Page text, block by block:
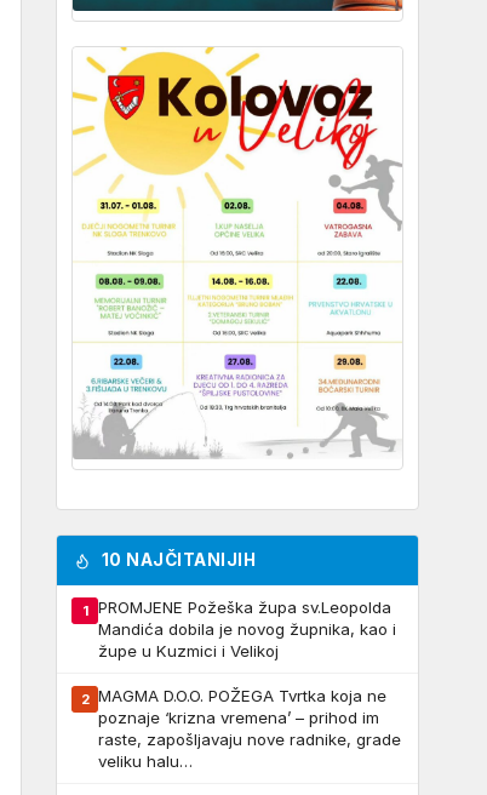
10 NAJČITANIJIH
1
PROMJENE Požeška župa sv.Leopolda
Mandića dobila je novog župnika, kao i
župe u Kuzmici i Velikoj
2 MAGMA D.O.O. POŽEGA Tvrtka koja ne
poznaje ‘krizna vremena’ – prihod im
raste, zapošljavaju nove radnike, grade
veliku halu…